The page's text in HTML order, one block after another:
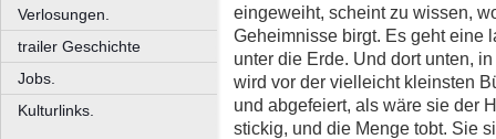
Verlosungen.
trailer Geschichte
Jobs.
Kulturlinks.
eingeweiht, scheint zu wissen,
Geheimnisse birgt. Es geht eine
unter die Erde. Und dort unten,
wird vor der vielleicht kleinsten
und abgefeiert, als wäre sie der
stickig, und die Menge tobt. Sie